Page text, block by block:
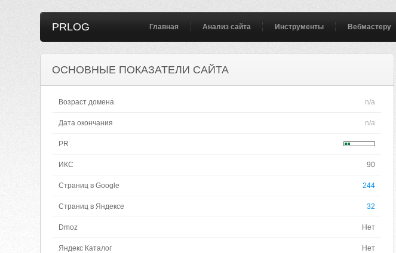
PRLOG Главная Анализ сайта Инструменты Вебмастеру
ОСНОВНЫЕ ПОКАЗАТЕЛИ САЙТА
Возраст домена n/a
Дата окончания n/a
PR
ИКС 90
Страниц в Google 244
Страниц в Яндексе 32
Dmoz Нет
Яндекс Каталог Нет